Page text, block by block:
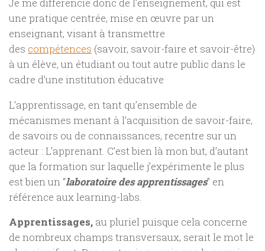
une pratique centrée, mise en œuvre par un
enseignant, visant à transmettre
des compétences (savoir, savoir-faire et savoir-être)
à un élève, un étudiant ou tout autre public dans le
cadre d’une institution éducative
L’apprentissage, en tant qu’ensemble de
mécanismes menant à l’acquisition de savoir-faire,
de savoirs ou de connaissances, recentre sur un
acteur : L’apprenant. C’est bien là mon but, d’autant
que la formation sur laquelle j’expérimente le plus
est bien un “laboratoire des apprentissages” en
référence aux learning-labs.
Apprentissages, au pluriel puisque cela concerne
de nombreux champs transversaux, serait le mot le